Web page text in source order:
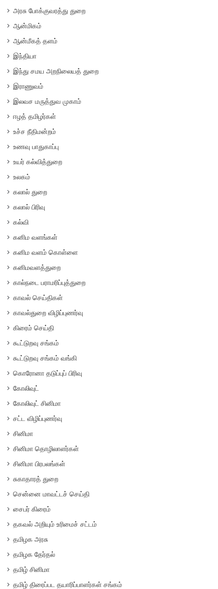
அரசு போக்குவரத்து துறை
ஆன்மிகம்
ஆன்மீகத் தளம்
இந்தியா
இந்து சமய அறநிலையத் துறை
இராணுவம்
இலவச மருத்துவ முகாம்
ஈழத் தமிழர்கள்
உச்ச நீதிமன்றம்
உணவு பாதுகாப்பு
உயர் கல்வித்துறை
உலகம்
கலால் துறை
கலால் பிரிவு
கல்வி
கனிம வளங்கள்
கனிம வளம் கொள்ளை
கனிமவளத்துறை
கால்நடை பராமரிப்புத்துறை
காவல் செய்திகள்
காவல்துறை விழிப்புணர்வு
கிரைம் செய்தி
கூட்டுறவு சங்கம்
கூட்டுறவு சங்கம் வங்கி
கொரோனா தடுப்புப் பிரிவு
கோலிவுட்
கோலிவுட் சினிமா
சட்ட விழிப்புணர்வு
சினிமா
சினிமா தொழிலாளர்கள்
சினிமா பிரபலங்கள்
சுகாதாரத் துறை
சென்னை மாவட்டச் செய்தி
சைபர் கிரைம்
தகவல் அறியும் உரிமைச் சட்டம்
தமிழக அரசு
தமிழக தேர்தல்
தமிழ் சினிமா
தமிழ் திரைப்பட தயாரிப்பாளர்கள் சங்கம்